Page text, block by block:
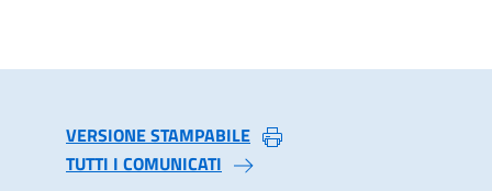
VERSIONE STAMPABILE
TUTTI I COMUNICATI